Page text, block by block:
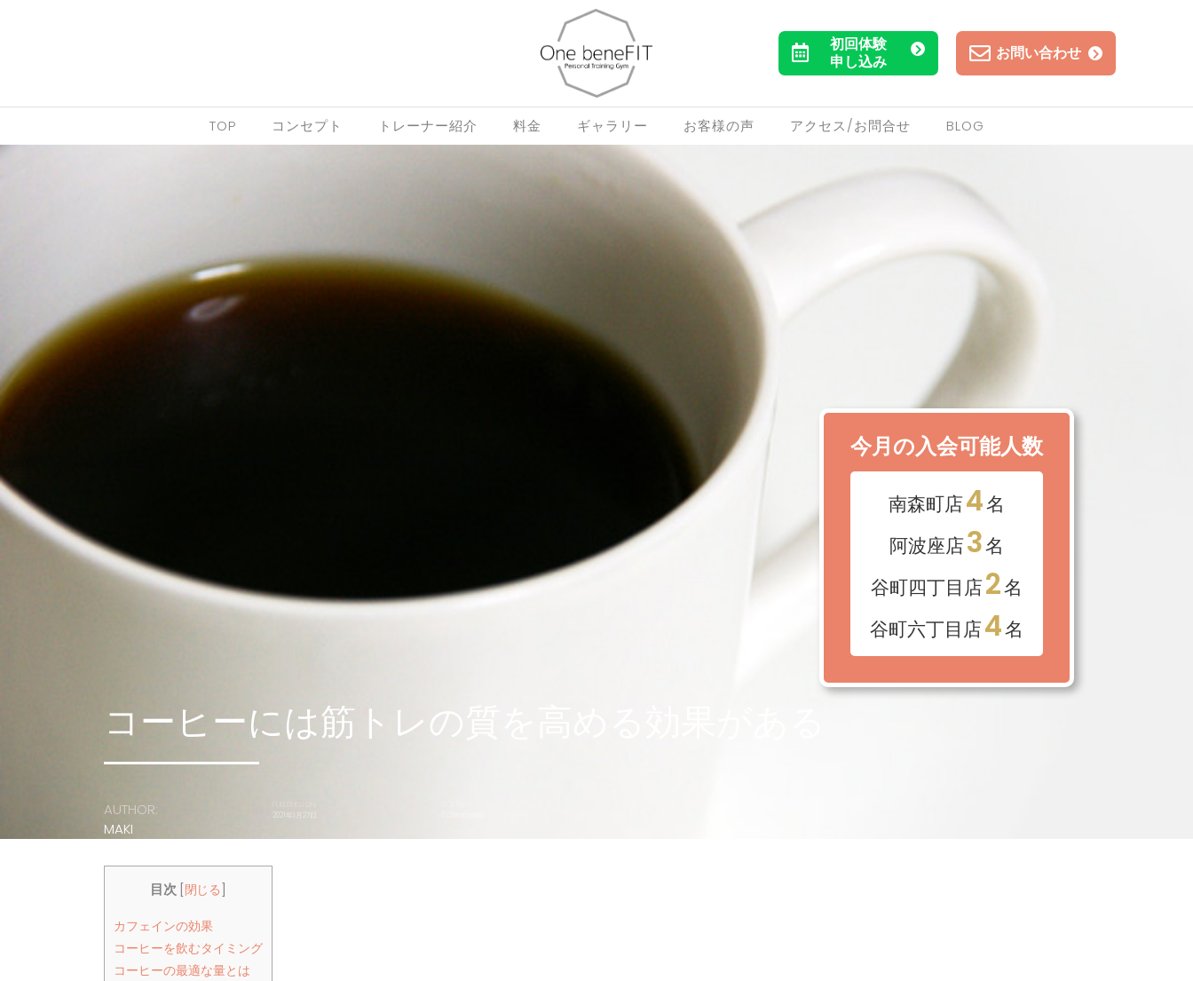
初回体験
申し込み
お問い合わせ
TOP コンセプト トレーナー紹介 料金 ギャラリー お客様の声 アクセス/お問合せ BLOG
今月の入会可能人数
南森町店4名
阿波座店3名
谷町四丁目店2名
谷町六丁目店4名
コーヒーには筋トレの質を高める効果がある
AUTHOR:
MAKI
2021年1月27日
目次 閉じる
カフェインの効果
コーヒーを飲むタイミング
コーヒーの最適な量とは